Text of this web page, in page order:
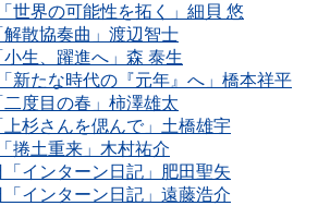
世界の可能性を拓く」細貝 悠
解散協奏曲」渡辺智士
小生、躍進へ」森 泰生
新たな時代の『元年』へ」橋本祥平
二度目の春」柿澤雄太
上杉さんを偲んで」土橋雄宇
捲土重来」木村祐介
「インターン日記」肥田聖矢
「インターン日記」遠藤浩介